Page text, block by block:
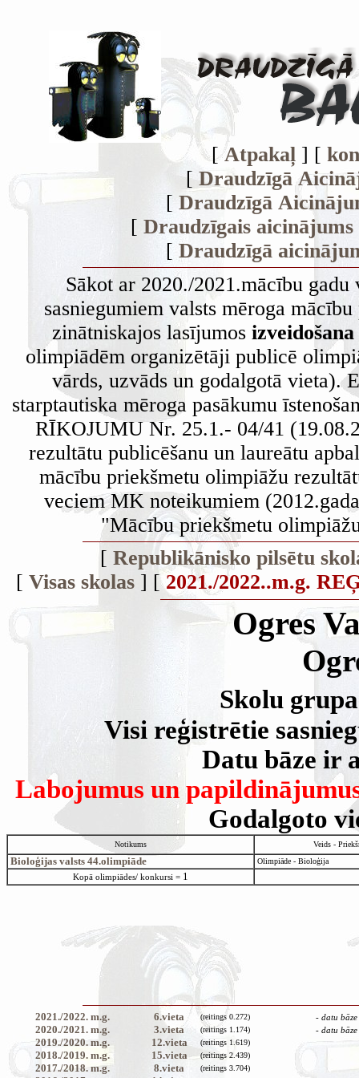
[Atpakaļ ] [
[ Draudzīgā
[ Draudzīgā
[ Draudzīgais aicinājums
[ Draudzīgā
Sākot ar 2020./2021.mācību
sasniegumiem valsts mēroga
zinātniskajos lasījumos
olimpiādēm organizētāji publicē
vārds, uzvāds un godalgotā vieta).
starptautiska mēroga pasākumu
RĪKOJUMU Nr. 25.1.- 04/41
rezultātu publicēšanu un laureātu
mācību priekšmetu olimpiāžu
veciem MK noteikumiem
"Mācību priekšmetu
[ Republikānisko pilsētu
[ Visas skolas] [2021./2022..m.g.
Ogres
Skolu
Visi reģistrētie
Datu bāze ir
Labojumus un
Godalgoto
Notikums Veids -
Bioloģijas valsts 44.olimpiāde Olimpiāde - Bioloģija
Kopā olimpiādes/ konkursi = 1
2021./2022.m.g. 6.vieta (reitings 0.272) - datu
2020./2021.m.g. 3.vieta (reitings 1.174) - datu
2019./2020.m.g. 12.vieta (reitings 1.619)
2018./2019.m.g. 15.vieta (reitings 2.439)
2017./2018.m.g. 8.vieta (reitings 3.704)